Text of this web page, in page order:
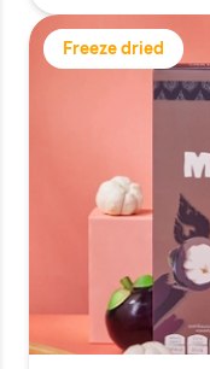
Freeze dried